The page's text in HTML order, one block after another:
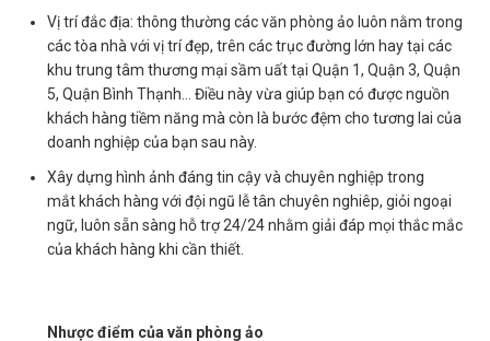
Vị trí đắc địa: thông thường các văn phòng ảo luôn nằm trong
các tòa nhà với vị trí đẹp, trên các trục đường lớn hay tại các
khu trung tâm thương mại sầm uất tại Quận 1, Quận 3, Quận
5, Quận Bình Thạnh... Điều này vừa giúp bạn có được nguồn
khách hàng tiềm năng mà còn là bước đệm cho tương lai của
doanh nghiệp của bạn sau này.
Xây dựng hình ảnh đáng tin cậy và chuyên nghiệp trong
mắt khách hàng với đội ngũ lễ tân chuyên nghiêp, giỏi ngoại
ngữ, luôn sẵn sàng hỗ trợ 24/24 nhằm giải đáp mọi thắc mắc
của khách hàng khi cần thiết.
Nhược điểm của văn phòng ảo